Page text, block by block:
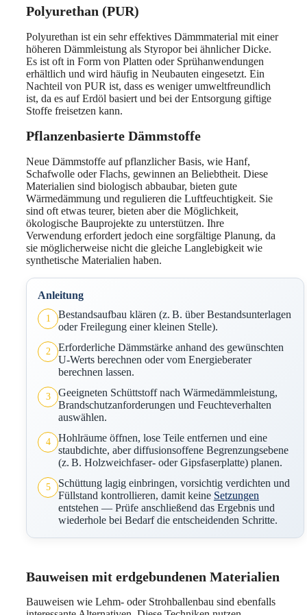
Polyurethan (PUR)
Polyurethan ist ein sehr effektives Dämmmaterial mit einer
höheren Dämmleistung als Styropor bei ähnlicher Dicke.
Es ist oft in Form von Platten oder Sprühanwendungen
erhältlich und wird häufig in Neubauten eingesetzt. Ein
Nachteil von PUR ist, dass es weniger umweltfreundlich
ist, da es auf Erdöl basiert und bei der Entsorgung giftige
Stoffe freisetzen kann.
Pflanzenbasierte Dämmstoffe
Neue Dämmstoffe auf pflanzlicher Basis, wie Hanf,
Schafwolle oder Flachs, gewinnen an Beliebtheit. Diese
Materialien sind biologisch abbaubar, bieten gute
Wärmedämmung und regulieren die Luftfeuchtigkeit. Sie
sind oft etwas teurer, bieten aber die Möglichkeit,
ökologische Bauprojekte zu unterstützen. Ihre
Verwendung erfordert jedoch eine sorgfältige Planung, da
sie möglicherweise nicht die gleiche Langlebigkeit wie
synthetische Materialien haben.
Anleitung
1
Bestandsaufbau klären (z. B. über Bestandsunterlagen
oder Freilegung einer kleinen Stelle).
2
Erforderliche Dämmstärke anhand des gewünschten
U-Werts berechnen oder vom Energieberater
berechnen lassen.
3
Geeigneten Schüttstoff nach Wärmedämmleistung,
Brandschutzanforderungen und Feuchteverhalten
auswählen.
4
Hohlräume öffnen, lose Teile entfernen und eine
staubdichte, aber diffusionsoffene Begrenzungsebene
(z. B. Holzweichfaser- oder Gipsfaserplatte) planen.
5
Schüttung lagig einbringen, vorsichtig verdichten und
Füllstand kontrollieren, damit keine Setzungen
entstehen — Prüfe anschließend das Ergebnis und
wiederhole bei Bedarf die entscheidenden Schritte.
Bauweisen mit erdgebundenen Materialien
Bauweisen wie Lehm- oder Strohballenbau sind ebenfalls